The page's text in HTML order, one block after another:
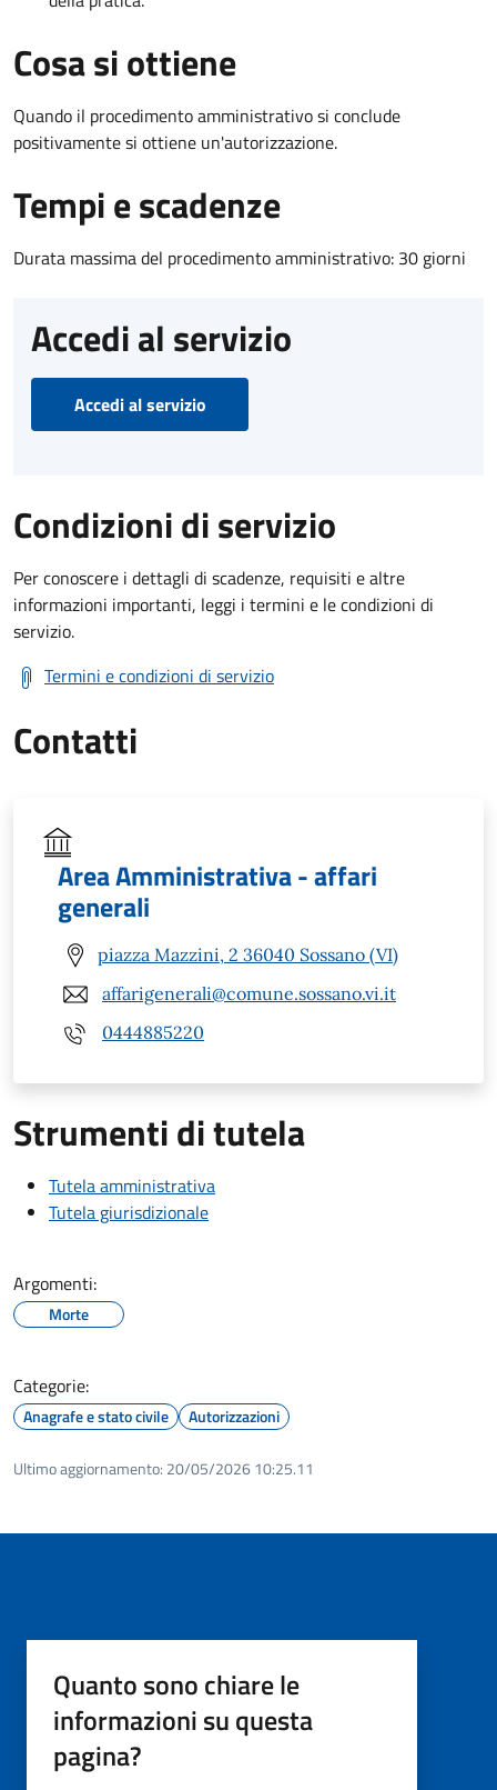
Cosa si ottiene
Quando il procedimento amministrativo si conclude
positivamente si ottiene un'autorizzazione.
Tempi e scadenze
Durata massima del procedimento amministrativo: 30 giorni
Accedi al servizio
Accedi al servizio
Condizioni di servizio
Per conoscere i dettagli di scadenze, requisiti e altre
informazioni importanti, leggi i termini e le condizioni di
servizio.
Termini e condizioni di servizio
Contatti
Area Amministrativa - affari
generali
piazza Mazzini, 2 36040 Sossano (VI)
affarigenerali@comune.sossano.vi.it
0444885220
Strumenti di tutela
Tutela amministrativa
Tutela giurisdizionale
Argomenti:
Morte
Categorie:
Anagrafe e stato civile Autorizzazioni
Ultimo aggiornamento: 20/05/2026 10:25.11
Quanto sono chiare le
informazioni su questa
pagina?